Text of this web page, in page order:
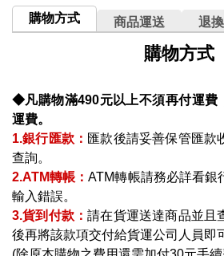
購物方式 商品運送 退
購物方式
◆凡購物滿490元以上不須再付運費
運費。
1.銀行匯款： 匯款後請妥善保管匯款
查詢。
2.ATM轉帳：ATM轉帳請務必詳看銀
輸入錯誤。
3.貨到付款：請在貨運送達商品並且
後再將該款項交付給貨運公司人員即